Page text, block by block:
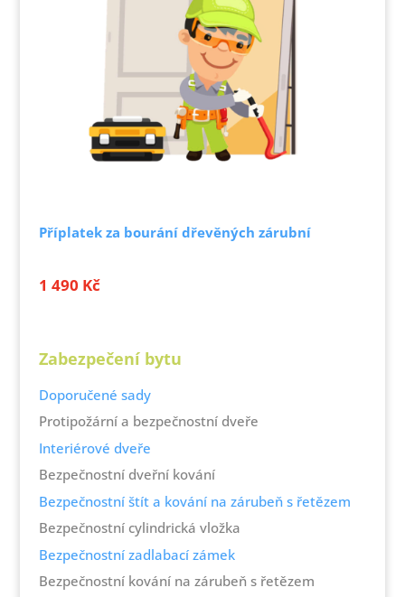
Příplatek za bourání dřevěných zárubní
1 490 Kč
Zabezpečení bytu
Doporučené sady
Protipožární a bezpečnostní dveře
Interiérové dveře
Bezpečnostní dveřní kování
Bezpečnostní štít a kování na zárubeň s řetězem
Bezpečnostní cylindrická vložka
Bezpečnostní zadlabací zámek
Bezpečnostní kování na zárubeň s řetězem